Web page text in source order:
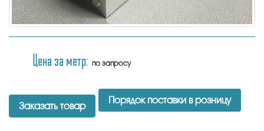
Цена за метр: по запросу
Заказать товар
Порядок поставки в розницу